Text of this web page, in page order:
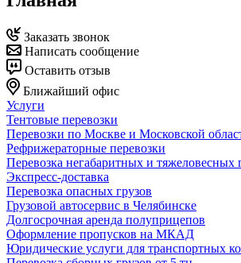
Заказать звонок
Написать сообщение
Оставить отзыв
Ближайший офис
Услуги
Тентовые перевозки
Перевозки по Москве и Московской
Рефрижераторные перевозки
Перевозка негабаритных и тяжеловесных
Экспресс-доставка
Перевозка опасных грузов
Грузовой автосервис в Челябинске
Долгосрочная аренда полуприцепов
Оформление пропусков на МКАД
Юридические услуги для транспортных